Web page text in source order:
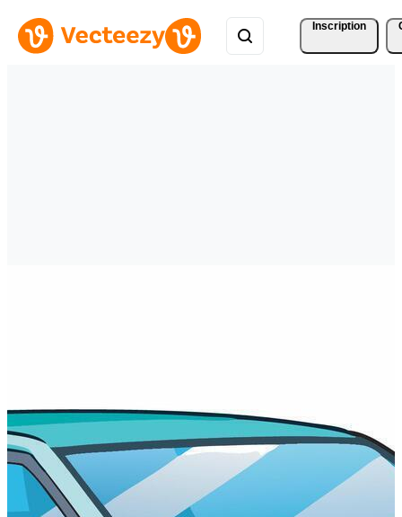
Inscription